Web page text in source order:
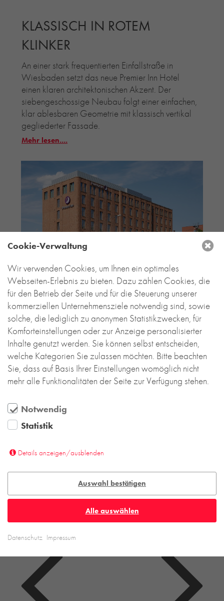
KLASSISCH IN ROTEM
KLINKER
An einer stark frequentierten Einfallstraße in
Wiesbaden setzt das neue Premier Inn Hotel
einen klaren architektonischen Akzent. Der
siebengeschossige Neubau folgt einer einfachen,
klar ablesbaren Geometrie mit klassisch vertikal
gegliederter Fassade.
Mehr lesen....
Cookie-Verwaltung
Wir verwenden Cookies, um Ihnen ein optimales
Webseiten-Erlebnis zu bieten. Dazu zählen Cookies, die
für den Betrieb der Seite und für die Steuerung unserer
kommerziellen Unternehmensziele notwendig sind, sowie
solche, die lediglich zu anonymen Statistikzwecken, für
Komforteinstellungen oder zur Anzeige personalisierter
Inhalte genutzt werden. Sie können selbst entscheiden,
welche Kategorien Sie zulassen möchten. Bitte beachten
Sie, dass auf Basis Ihrer Einstellungen womöglich nicht
mehr alle Funktionalitäten der Seite zur Verfügung stehen.
Notwendig
Statistik
Details anzeigen/ausblenden
Auswahl bestätigen
Alle auswählen
Datenschutz Impressum